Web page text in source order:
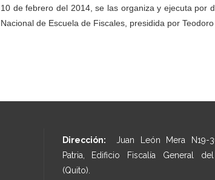
10 de febrero del 2014, se las organiza y ejecuta por
Nacional de Escuela de Fiscales, presidida por
Dirección: Juan León Mera N19-
Patria, Edificio Fiscalía General
(Quito).